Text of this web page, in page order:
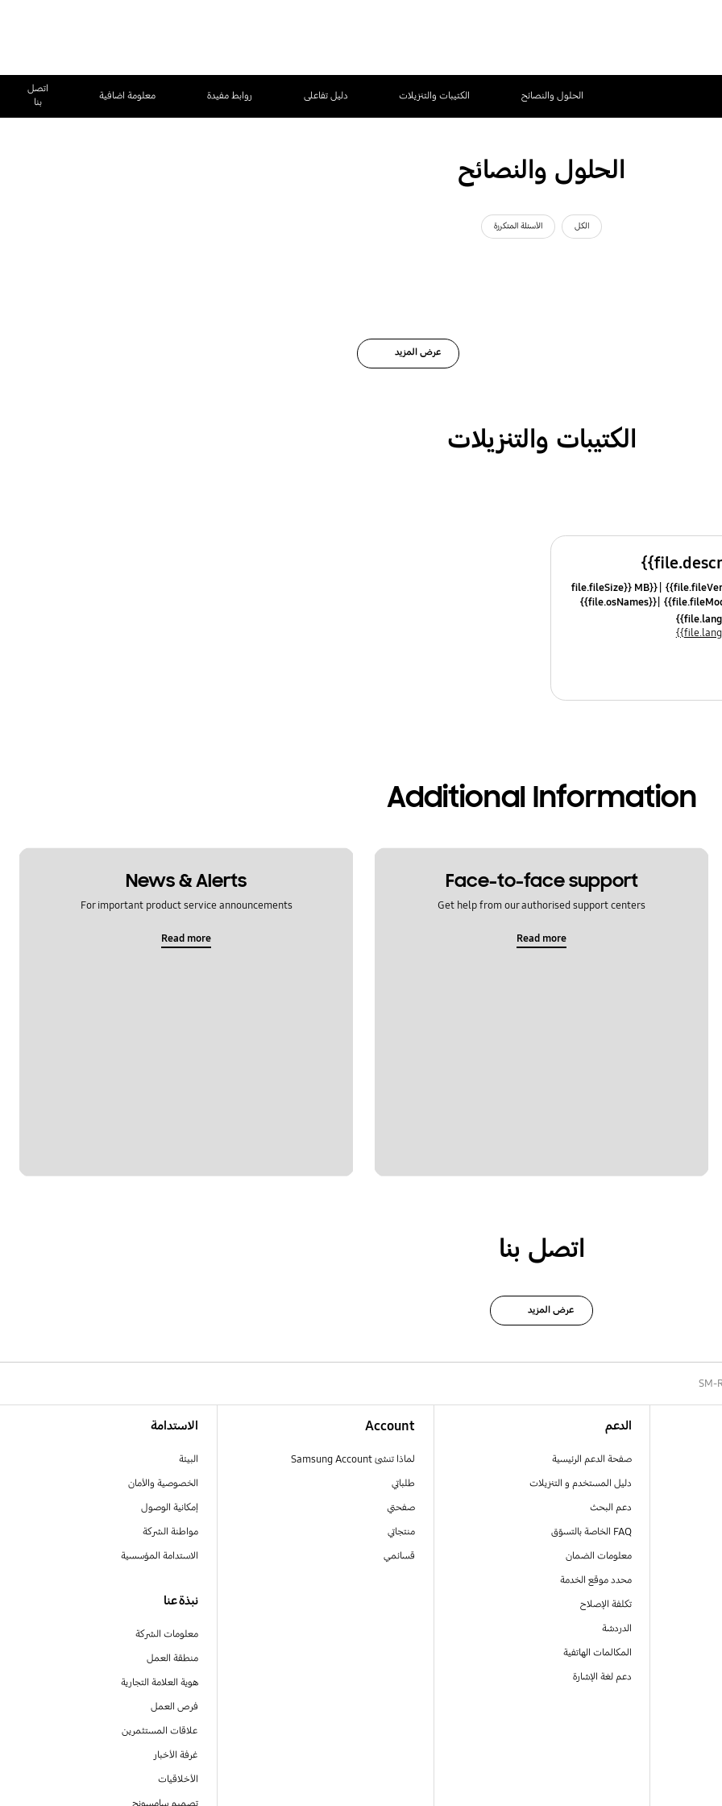
الحلول والنصائح الكتيبات والتنزيلات دليل تفاعلى روابط مفيدة معلومة اضافية
اتصل
بنا
الحلول والنصائح
الكل الأسئلة المتكررة
عرض المزيد
الكتيبات والتنزيلات
{{file.fileSize}} MB
{{file.osNames}}
Additional Information
Face-to-face support
Get help from our authorised support centers
Read more
News & Alerts
For important product service announcements
Read more
اتصل بنا
عرض المزيد
SM-
الدعم
صفحة الدعم الرئيسية
دليل المستخدم و التنزيلات
دعم البحث
FAQ الخاصة بالتسوّق
معلومات الضمان
محدد موقع الخدمة
تكلفة الإصلاح
الدردشة
المكالمات الهاتفية
دعم لغة الإشارة
Account
لماذا تنشئ Samsung Account
طلباتي
صفحتي
منتجاتي
قسائمي
الاستدامة
البيئة
الخصوصية والأمان
إمكانية الوصول
مواطنة الشركة
الاستدامة المؤسسية
نبذة عنا
معلومات الشركة
منطقة العمل
هوية العلامة التجارية
فرص العمل
علاقات المستثمرين
غرفة الأخبار
الأخلاقيات